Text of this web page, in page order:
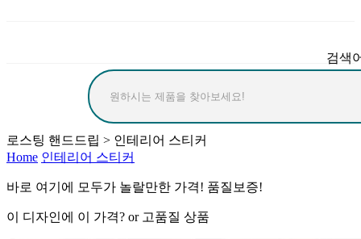
검색
로스팅 핸드드립 > 인테리어 스티커
Home 인테리어 스티커
바로 여기 에 모두가 놀랄만한 가격! 품질보증!
이 디자인에 이 가격? or 고품질 상품